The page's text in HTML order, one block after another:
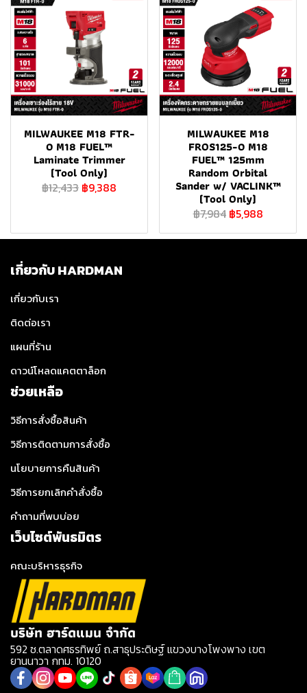
MILWAUKEE M18 FTR-
0 M18 FUEL™
Laminate Trimmer
(Tool Only)
฿12,433 ฿9,388
MILWAUKEE M18
FROS125-0 M18
FUEL™ 125mm
Random Orbital
Sander w/ VACLINK™
(Tool Only)
฿7,984 ฿5,988
เกี่ยวกับ HARDMAN
เกี่ยวกับเรา
ติดต่อเรา
แผนที่ร้าน
ดาวน์โหลดแคตตาล็อก
ช่วยเหลือ
วิธีการสั่งซื้อสินค้า
วิธีการติดตามการสั่งซื้อ
นโยบายการคืนสินค้า
วิธีการยกเลิกคำสั่งซื้อ
คำถามที่พบบ่อย
เว็บไซต์พันธมิตร
คณะบริหารธุรกิจ
บริษัท ฮาร์ดแมน จำกัด
592 ซ.ตลาดศธรทิพย์ ถ.สาธุประดิษฐ์ แขวงบางโพงพาง เขต
ยานนาวา กทม. 10120